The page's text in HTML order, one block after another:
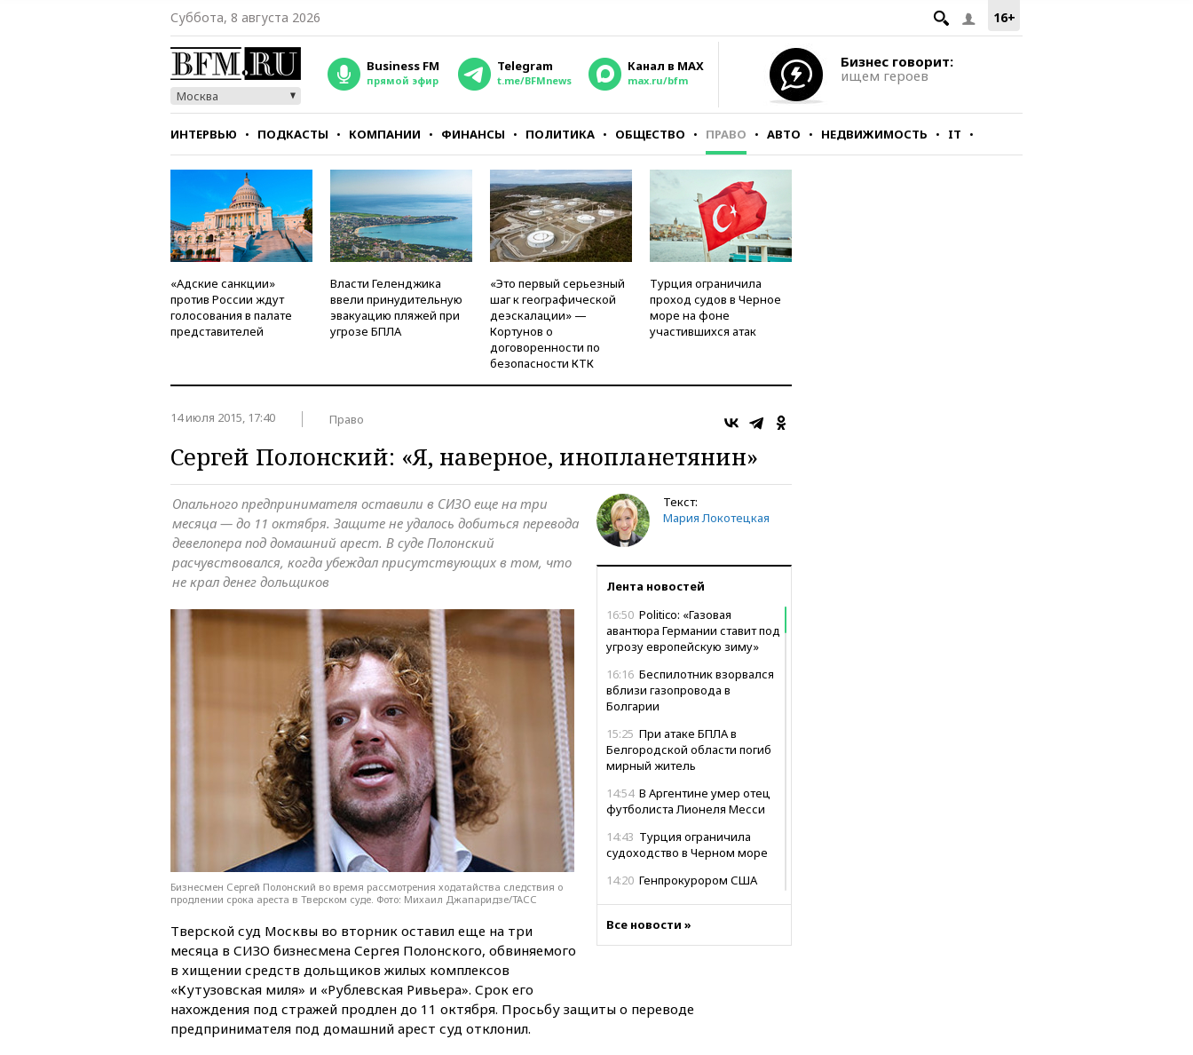
16+
Суббота, 8 августа 2026
Москва
Business FM
прямой эфир
Telegram
t.me/BFMnews
Канал в MAX
max.ru/bfm
Бизнес говорит:
ищем героев
ИНТЕРВЬЮ ПОДКАСТЫ КОМПАНИИ ФИНАНСЫ ПОЛИТИКА ОБЩЕСТВО ПРАВО АВТО НЕДВИЖИМОСТЬ IT
СТИЛЬ ТЕСТЫ
«Адские санкции»
против России ждут
голосования в палате
представителей
Власти Геленджика
ввели принудительную
эвакуацию пляжей при
угрозе БПЛА
«Это первый серьезный
шаг к географической
деэскалации» —
Кортунов о
договоренности по
безопасности КТК
Турция ограничила
проход судов в Черное
море на фоне
участившихся атак
14 июля 2015, 17:40 Право
Сергей Полонский: «Я, наверное, инопланетянин»
Текст:
Мария Локотецкая
Лента новостей
16:50 Politico: «Газовая
авантюра Германии ставит под
угрозу европейскую зиму»
16:16 Беспилотник взорвался
вблизи газопровода в
Болгарии
15:25 При атаке БПЛА в
Белгородской области погиб
мирный житель
14:54 В Аргентине умер отец
футболиста Лионеля Месси
14:43 Турция ограничила
судоходство в Черном море
14:20 Генпрокурором США
13:37 Пляжи Геленджика
Все новости »
Опального предпринимателя оставили в СИЗО еще на три
месяца — до 11 октября. Защите не удалось добиться перевода
девелопера под домашний арест. В суде Полонский
расчувствовался, когда убеждал присутствующих в том, что
не крал денег дольщиков
Бизнесмен Сергей Полонский во время рассмотрения ходатайства следствия о
продлении срока ареста в Тверском суде. Фото: Михаил Джапаридзе/ТАСС
Тверской суд Москвы во вторник оставил еще на три
месяца в СИЗО бизнесмена Сергея Полонского, обвиняемого
в хищении средств дольщиков жилых комплексов
«Кутузовская миля» и «Рублевская Ривьера». Срок его
нахождения под стражей продлен до 11 октября. Просьбу защиты о переводе
предпринимателя под домашний арест суд отклонил.